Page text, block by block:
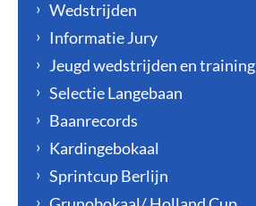
Wedstrijden
Informatie Jury
Jeugd wedstrijden en training
Selectie Langebaan
Baanrecords
Kardingebokaal
Sprintcup Berlijn